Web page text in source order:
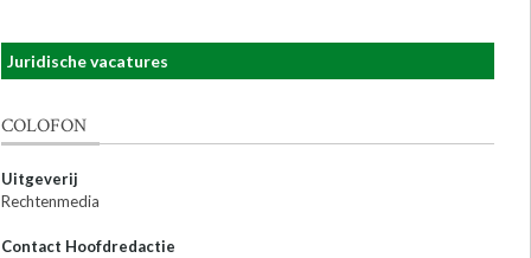
Juridische vacatures
COLOFON
Uitgeverij
Rechtenmedia
Contact Hoofdredactie